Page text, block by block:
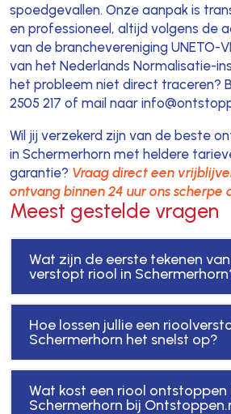
spoedgevallen. Onze aanpak is
en professioneel, altijd volgens de
van de branchevereniging UNETO-
van het Nederlands Normalisatie-
het probleem niet direct traceren?
2505 217 of mail naar
Wil jij verzekerd zijn van de beste
in Schermerhorn met heldere
garantie? Vraag direct een
ontvang binnen 24 uur ons scherpe
Meest gestelde vragen
Wat zijn de eerste tekenen
verstopt riool in
Hoe lossen jullie een
Schermerhorn het snelst op?
Wat kost een riool ontstoppen
Schermerhorn bij